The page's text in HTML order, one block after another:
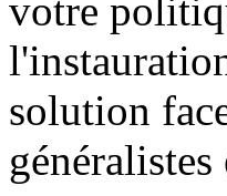
votre
solution
généralistes